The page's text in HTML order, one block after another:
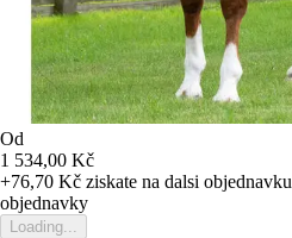
Od
1 534,00 Kč
+76,70 Kč ziskate na dalsi objednavku
objednavky
Loading...